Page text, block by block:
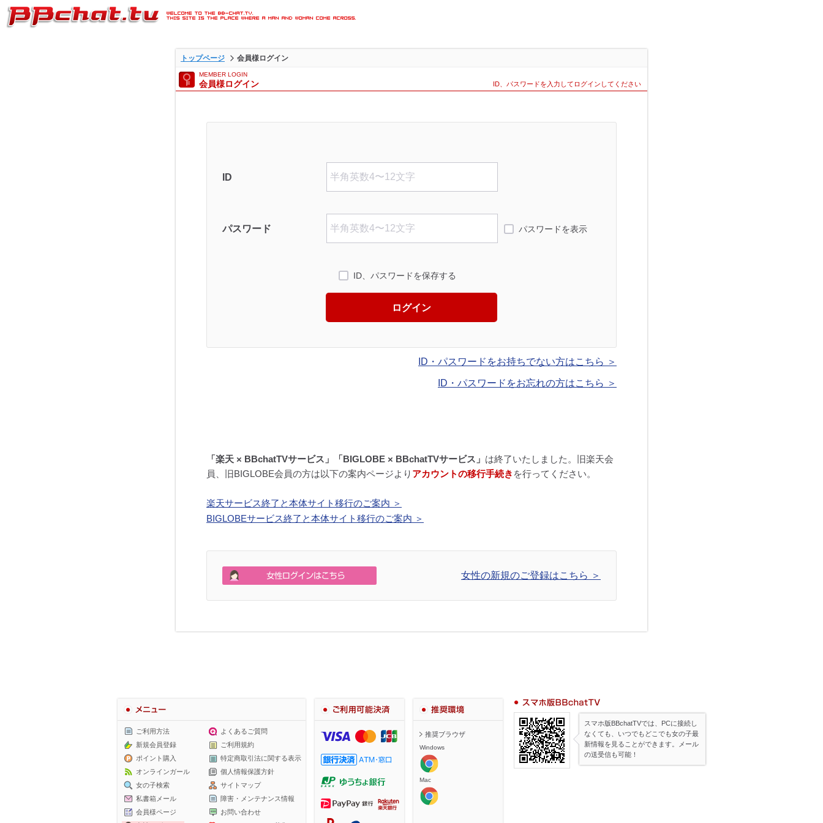
ライブ2ショットチャットが楽しめる
BBチャットTVの会員様ログインペー
トップページ 会員様ログイン
MEMBER LOGIN
会員様ログイン ID、パスワードを入力してログインしてください
ID
パスワード パスワードを表示
ID、パスワードを保存する
ログイン
ID・パスワードをお持ちでない方はこちら ＞
ID・パスワードをお忘れの方はこちら ＞
「楽天 × BBchatTVサービス」「BIGLOBE × BBchatTVサービス」 は終了いたしました。旧楽天会
員、旧BIGLOBE会員の方は以下の案内ページより アカウントの移行手続き を行ってください。
楽天サービス終了と本体サイト移行のご案内 ＞
BIGLOBEサービス終了と本体サイト移行のご案内 ＞
女性の新規のご登録はこちら ＞
メニュー
ご利用方法
新規会員登録
ポイント購入
オンラインガール
女の子検索
私書箱メール
会員様ページ
よくあるご質問
ご利用規約
特定商取引法に関する表示
個人情報保護方針
サイトマップ
障害・メンテナンス情報
お問い合わせ
推奨ブラウザ
Windows
Mac
スマホ・携帯版BBchatTV
スマホ版BBchatTVでは、PCに接続し
なくても、いつでもどこでも女の子最
新情報を見ることができます。メール
の送受信も可能！